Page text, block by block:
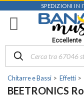
SPEDIZIONI IN
Eccellente
Chitarre e Bassi Effetti
BEETRONICS